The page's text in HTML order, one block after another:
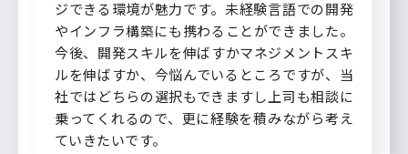
ジできる環境が魅力です。未経験言語での開発
やインフラ構築にも携わることができました。
今後、開発スキルを伸ばすかマネジメントスキ
ルを伸ばすか、今悩んでいるところですが、当
社ではどちらの選択もできますし上司も相談に
乗ってくれるので、更に経験を積みながら考え
ていきたいです。